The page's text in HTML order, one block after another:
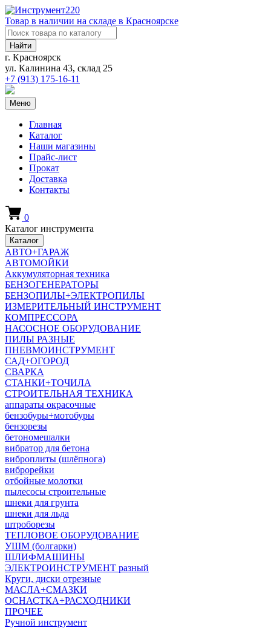
Товар в наличии на складе в Красноярске
Найти
г. Красноярск
ул. Калинина 43, склад 25
+7 (913) 175-16-11
Меню
Главная
Каталог
Наши магазины
Прайс-лист
Прокат
Доставка
Контакты
0
Каталог инструмента
Каталог
АВТО+ГАРАЖ
АВТОМОЙКИ
Аккумуляторная техника
БЕНЗОГЕНЕРАТОРЫ
БЕНЗОПИЛЫ+ЭЛЕКТРОПИЛЫ
ИЗМЕРИТЕЛЬНЫЙ ИНСТРУМЕНТ
КОМПРЕССОРА
НАСОСНОЕ ОБОРУДОВАНИЕ
ПИЛЫ РАЗНЫЕ
ПНЕВМОИНСТРУМЕНТ
САД+ОГОРОД
СВАРКА
СТАНКИ+ТОЧИЛА
СТРОИТЕЛЬНАЯ ТЕХНИКА
аппараты окрасочные
бензобуры+мотобуры
бензорезы
бетономешалки
вибратор для бетона
виброплиты (шлёпнога)
виброрейки
отбойные молотки
пылесосы строительные
шнеки для грунта
шнеки для льда
штроборезы
ТЕПЛОВОЕ ОБОРУДОВАНИЕ
УШМ (болгарки)
ШЛИФМАШИНЫ
ЭЛЕКТРОИНСТРУМЕНТ разный
Круги, диски отрезные
МАСЛА+СМАЗКИ
ОСНАСТКА+РАСХОДНИКИ
ПРОЧЕЕ
Ручной инструмент